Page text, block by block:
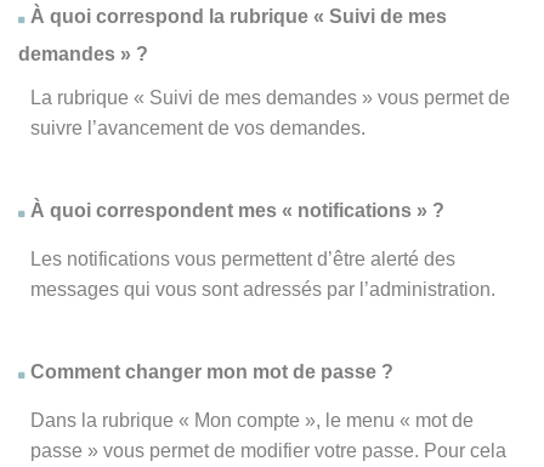
À quoi correspond la rubrique « Suivi de mes
demandes » ?
La rubrique « Suivi de mes demandes » vous permet de
suivre l’avancement de vos demandes.
À quoi correspondent mes « notifications » ?
Les notifications vous permettent d’être alerté des
messages qui vous sont adressés par l’administration.
Comment changer mon mot de passe ?
Dans la rubrique « Mon compte », le menu « mot de
passe » vous permet de modifier votre passe. Pour cela